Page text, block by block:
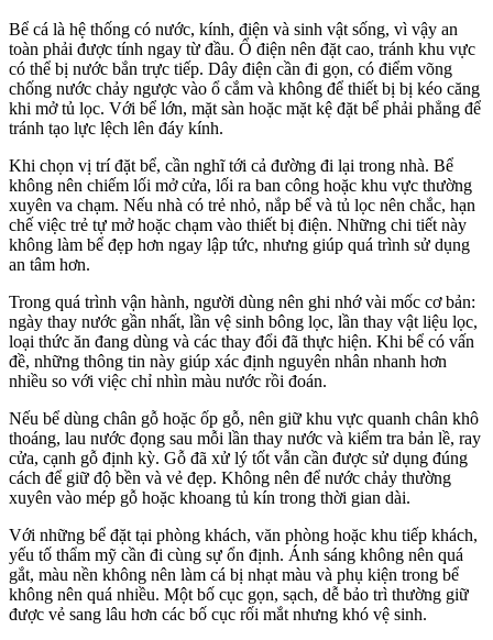
Bể cá là hệ thống có nước, kính, điện và sinh vật sống, vì vậy an
toàn phải được tính ngay từ đầu. Ổ điện nên đặt cao, tránh khu vực
có thể bị nước bắn trực tiếp. Dây điện cần đi gọn, có điểm võng
chống nước chảy ngược vào ổ cắm và không để thiết bị bị kéo căng
khi mở tủ lọc. Với bể lớn, mặt sàn hoặc mặt kệ đặt bể phải phẳng để
tránh tạo lực lệch lên đáy kính.
Khi chọn vị trí đặt bể, cần nghĩ tới cả đường đi lại trong nhà. Bể
không nên chiếm lối mở cửa, lối ra ban công hoặc khu vực thường
xuyên va chạm. Nếu nhà có trẻ nhỏ, nắp bể và tủ lọc nên chắc, hạn
chế việc trẻ tự mở hoặc chạm vào thiết bị điện. Những chi tiết này
không làm bể đẹp hơn ngay lập tức, nhưng giúp quá trình sử dụng
an tâm hơn.
Trong quá trình vận hành, người dùng nên ghi nhớ vài mốc cơ bản:
ngày thay nước gần nhất, lần vệ sinh bông lọc, lần thay vật liệu lọc,
loại thức ăn đang dùng và các thay đổi đã thực hiện. Khi bể có vấn
đề, những thông tin này giúp xác định nguyên nhân nhanh hơn
nhiều so với việc chỉ nhìn màu nước rồi đoán.
Nếu bể dùng chân gỗ hoặc ốp gỗ, nên giữ khu vực quanh chân khô
thoáng, lau nước đọng sau mỗi lần thay nước và kiểm tra bản lề, ray
cửa, cạnh gỗ định kỳ. Gỗ đã xử lý tốt vẫn cần được sử dụng đúng
cách để giữ độ bền và vẻ đẹp. Không nên để nước chảy thường
xuyên vào mép gỗ hoặc khoang tủ kín trong thời gian dài.
Với những bể đặt tại phòng khách, văn phòng hoặc khu tiếp khách,
yếu tố thẩm mỹ cần đi cùng sự ổn định. Ánh sáng không nên quá
gắt, màu nền không nên làm cá bị nhạt màu và phụ kiện trong bể
không nên quá nhiều. Một bố cục gọn, sạch, dễ bảo trì thường giữ
được vẻ sang lâu hơn các bố cục rối mắt nhưng khó vệ sinh.